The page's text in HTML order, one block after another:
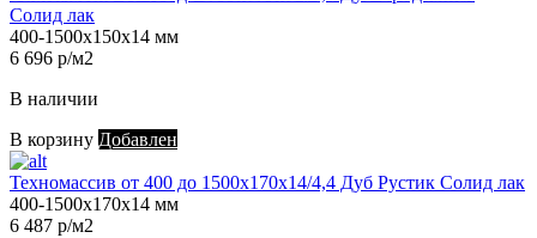
Солид лак
400-1500х150х14 мм
6 696 р/м2
В наличии
В корзину Добавлен
Техномассив от 400 до 1500х170х14/4,4 Дуб Рустик Солид лак
400-1500х170х14 мм
6 487 р/м2